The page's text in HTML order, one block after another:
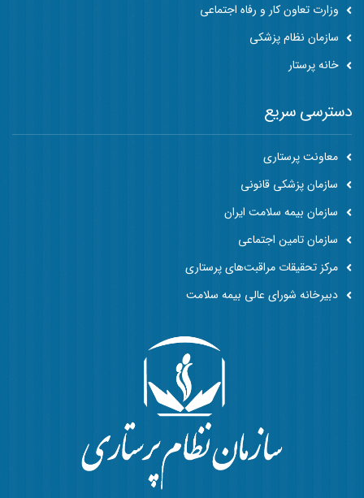
وزارت تعاون کار و رفاه اجتماعی
سازمان نظام پزشکی
خانه پرستار
دسترسی سریع
معاونت پرستاری
سازمان پزشکی قانونی
سازمان بیمه سلامت ایران
سازمان تامین اجتماعی
مرکز تحقیقات مراقبت‌های پرستاری
دبیرخانه شورای عالی بیمه سلامت